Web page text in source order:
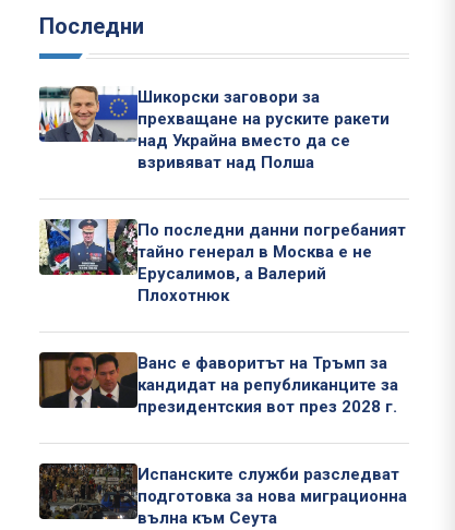
Последни
Шикорски заговори за
прехващане на руските ракети
над Украйна вместо да се
взривяват над Полша
По последни данни погребаният
тайно генерал в Москва е не
Ерусалимов, а Валерий
Плохотнюк
Ванс е фаворитът на Тръмп за
кандидат на републиканците за
президентския вот през 2028 г.
Испанските служби разследват
подготовка за нова миграционна
вълна към Сеута